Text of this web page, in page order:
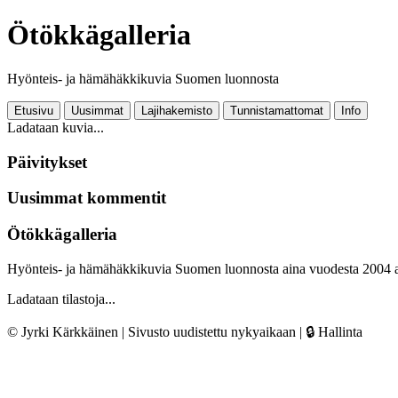
Ötökkägalleria
Hyönteis- ja hämähäkkikuvia Suomen luonnosta
Etusivu Uusimmat Lajihakemisto Tunnistamattomat Info
Ladataan kuvia...
Päivitykset
Uusimmat kommentit
Ötökkägalleria
Hyönteis- ja hämähäkkikuvia Suomen luonnosta aina vuodesta 2004
Ladataan tilastoja...
© Jyrki Kärkkäinen | Sivusto uudistettu nykyaikaan | 🔒 Hallinta